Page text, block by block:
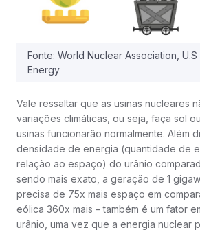
Fonte: World Nuclear Association,
Energy
Vale ressaltar que as usinas nucleares
variações climáticas, ou seja, faça sol
usinas funcionarão normalmente. Além
densidade de energia (quantidade de
relação ao espaço) do urânio
sendo mais exato, a geração de 1
precisa de 75x mais espaço em
eólica 360x mais – também é um fator
urânio, uma vez que a energia nuclear